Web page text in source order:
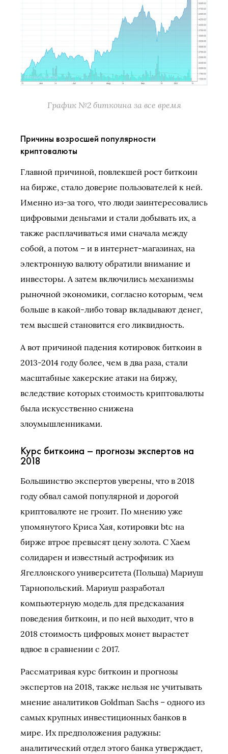
График №2 биткоина за все время
Причины возросшей популярности
криптовалюты
Главной причиной, повлекшей рост биткоин
на бирже, стало доверие пользователей к ней.
Именно из-за того, что люди заинтересовались
цифровыми деньгами и стали добывать их, а
также расплачиваться ими сначала между
собой, а потом – и в интернет-магазинах, на
электронную валюту обратили внимание и
инвесторы. А затем включились механизмы
рыночной экономики, согласно которым, чем
больше в какой-либо товар вкладывают денег,
тем высшей становится его ликвидность.
А вот причиной падения котировок биткоин в
2013-2014 году более, чем в два раза, стали
масштабные хакерские атаки на биржу,
вследствие которых стоимость криптовалюты
была искусственно снижена
злоумышленниками.
Курс биткоина – прогнозы экспертов на
2018
Большинство экспертов уверены, что в 2018
году обвал самой популярной и дорогой
криптовалюте не грозит. По мнению уже
упомянутого Криса Хая, котировки btc на
бирже втрое превысят цену золота. С Хаем
солидарен и известный астрофизик из
Ягеллонского университета (Польша) Мариуш
Тарнопольский. Мариуш разработал
компьютерную модель для предсказания
поведения биткоин, и по ней выходит, что в
2018 стоимость цифровых монет вырастет
вдвое в сравнении с 2017.
Рассматривая курс биткоин и прогнозы
экспертов на 2018, также нельзя не учитывать
мнение аналитиков Goldman Sachs – одного из
самых крупных инвестиционных банков в
мире. Их предположения радужны:
аналитический отдел этого банка утверждает,